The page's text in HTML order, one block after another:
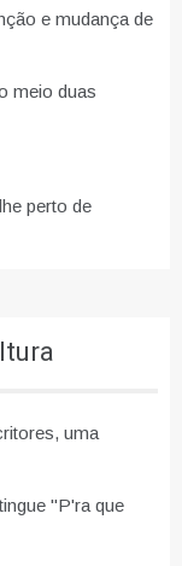
e mudança de
meio duas
perto de
uma
"P'ra que